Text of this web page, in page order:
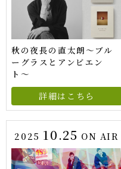
秋の夜長の直太朗〜ブル
ーグラスとアンビエン
ト〜
詳細はこちら
2025 10.25 ON AIR